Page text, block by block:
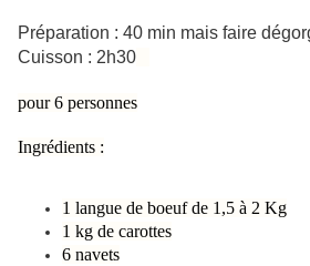
Préparation : 40 min mais faire
Cuisson : 2h30
pour 6 personnes
Ingrédients :
1 langue de boeuf de 1,5 à 2 Kg
1 kg de carottes
6 navets